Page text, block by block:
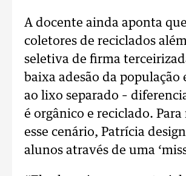
A docente ainda aponta
coletores de reciclados
seletiva de firma
baixa adesão da população
ao lixo separado –
é orgânico e reciclado.
esse cenário, Patrícia
alunos através de uma